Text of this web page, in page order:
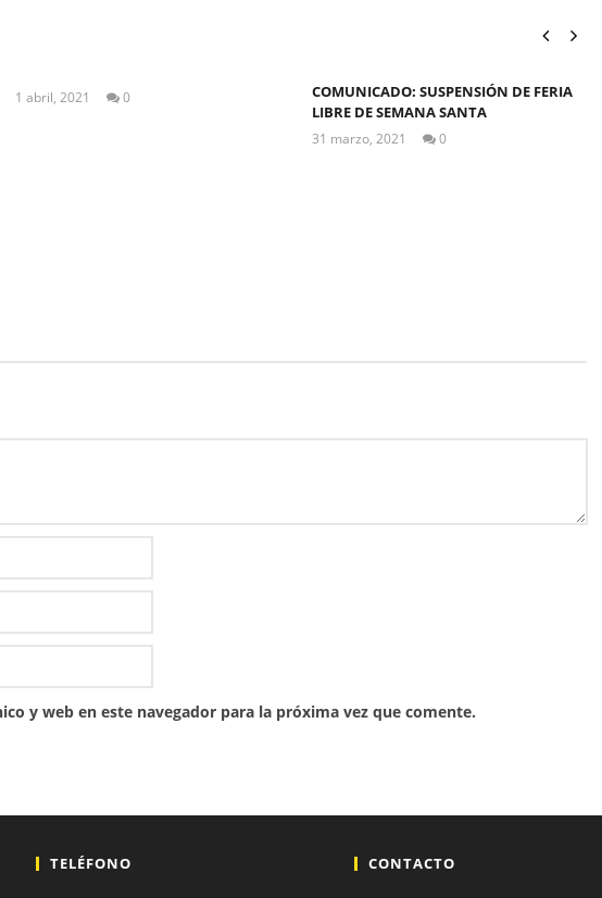
1 abril, 2021
0
COMUNICADO: SUSPENSIÓN DE FERIA
LIBRE DE SEMANA SANTA
31 marzo, 2021
0
y web en este navegador para la próxima vez que comente.
TELÉFONO CONTACTO